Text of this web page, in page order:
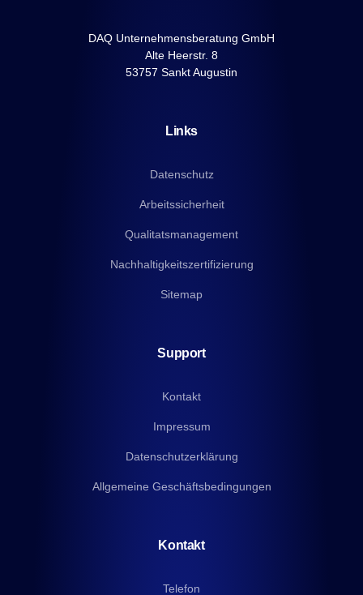
DAQ Unternehmensberatung GmbH
Alte Heerstr. 8
53757 Sankt Augustin
Links
Datenschutz
Arbeitssicherheit
Qualitatsmanagement
Nachhaltigkeitszertifizierung
Sitemap
Support
Kontakt
Impressum
Datenschutzerklärung
Allgemeine Geschäftsbedingungen
Kontakt
Telefon